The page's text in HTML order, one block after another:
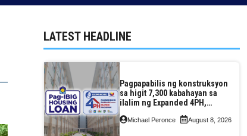
LATEST HEADLINE
Pagpapabilis ng konstruksyon
sa higit 7,300 kabahayan sa
ilalim ng Expanded 4PH,
ng Pag-IBIG at P.A. Alvarez
Michael Peronce August 8, 2026